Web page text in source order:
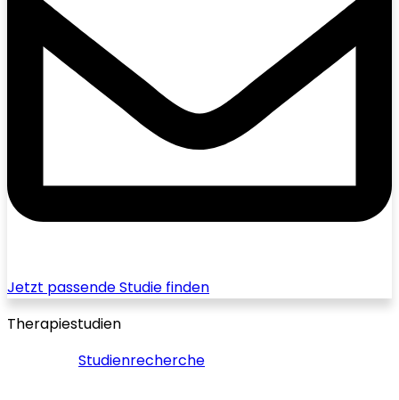
Jetzt passende Studie finden
Therapiestudien
Studienrecherche